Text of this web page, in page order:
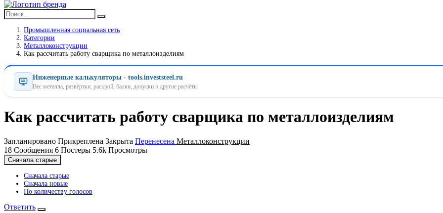
Промышленная социальная сеть
Категории
Металлоконструкции
Как рассчитать работу сварщика по металлоизделиям
Инженерные калькуляторы - tools.investsteel.ru
Вес металла, развёртки, раскрой, балки, допуски и другие расчёты
Как рассчитать работу сварщика по металлоизделиям
Запланировано Прикреплена Закрыта Перенесена Металлоконструкции
18 Сообщения 6 Постеры 5.6k Просмотры
Сначала старые
Сначала старые
Сначала новые
По количеству голосов
Ответить